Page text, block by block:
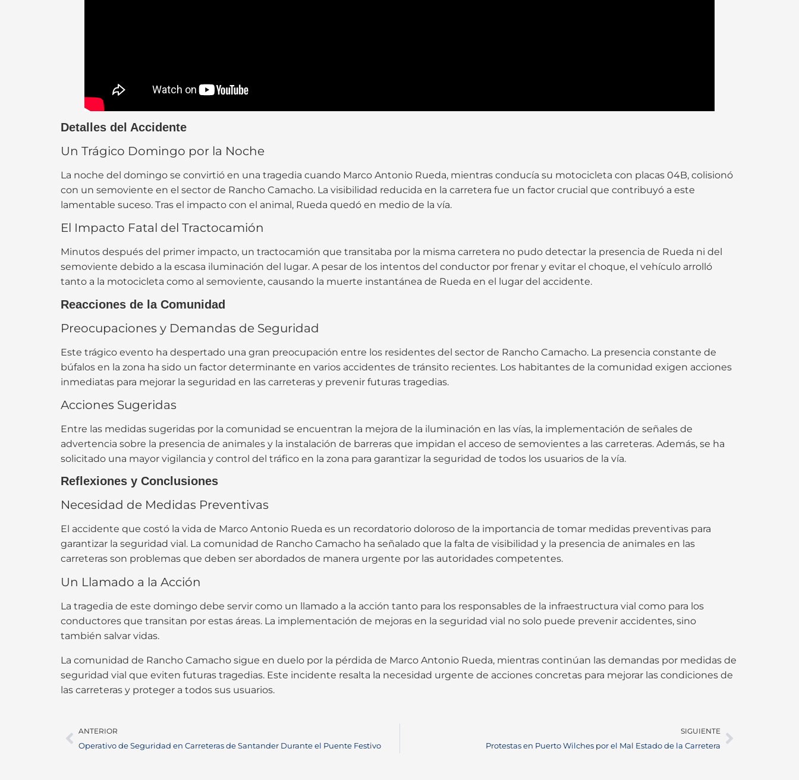
Detalles del Accidente
Un Trágico Domingo por la Noche
La noche del domingo se convirtió en una tragedia cuando Marco Antonio Rueda, mientras conducía su motocicleta con placas 04B, colisionó
con un semoviente en el sector de Rancho Camacho. La visibilidad reducida en la carretera fue un factor crucial que contribuyó a este
lamentable suceso. Tras el impacto con el animal, Rueda quedó en medio de la vía.
El Impacto Fatal del Tractocamión
Minutos después del primer impacto, un tractocamión que transitaba por la misma carretera no pudo detectar la presencia de Rueda ni del
semoviente debido a la escasa iluminación del lugar. A pesar de los intentos del conductor por frenar y evitar el choque, el vehículo arrolló
tanto a la motocicleta como al semoviente, causando la muerte instantánea de Rueda en el lugar del accidente.
Reacciones de la Comunidad
Preocupaciones y Demandas de Seguridad
Este trágico evento ha despertado una gran preocupación entre los residentes del sector de Rancho Camacho. La presencia constante de
búfalos en la zona ha sido un factor determinante en varios accidentes de tránsito recientes. Los habitantes de la comunidad exigen acciones
inmediatas para mejorar la seguridad en las carreteras y prevenir futuras tragedias.
Acciones Sugeridas
Entre las medidas sugeridas por la comunidad se encuentran la mejora de la iluminación en las vías, la implementación de señales de
advertencia sobre la presencia de animales y la instalación de barreras que impidan el acceso de semovientes a las carreteras. Además, se ha
solicitado una mayor vigilancia y control del tráfico en la zona para garantizar la seguridad de todos los usuarios de la vía.
Reflexiones y Conclusiones
Necesidad de Medidas Preventivas
El accidente que costó la vida de Marco Antonio Rueda es un recordatorio doloroso de la importancia de tomar medidas preventivas para
garantizar la seguridad vial. La comunidad de Rancho Camacho ha señalado que la falta de visibilidad y la presencia de animales en las
carreteras son problemas que deben ser abordados de manera urgente por las autoridades competentes.
Un Llamado a la Acción
La tragedia de este domingo debe servir como un llamado a la acción tanto para los responsables de la infraestructura vial como para los
conductores que transitan por estas áreas. La implementación de mejoras en la seguridad vial no solo puede prevenir accidentes, sino
también salvar vidas.
La comunidad de Rancho Camacho sigue en duelo por la pérdida de Marco Antonio Rueda, mientras continúan las demandas por medidas de
seguridad vial que eviten futuras tragedias. Este incidente resalta la necesidad urgente de acciones concretas para mejorar las condiciones de
las carreteras y proteger a todos sus usuarios.
ANTERIOR
Operativo de Seguridad en Carreteras de Santander Durante el Puente Festivo
SIGUIENTE
Protestas en Puerto Wilches por el Mal Estado de la Carretera